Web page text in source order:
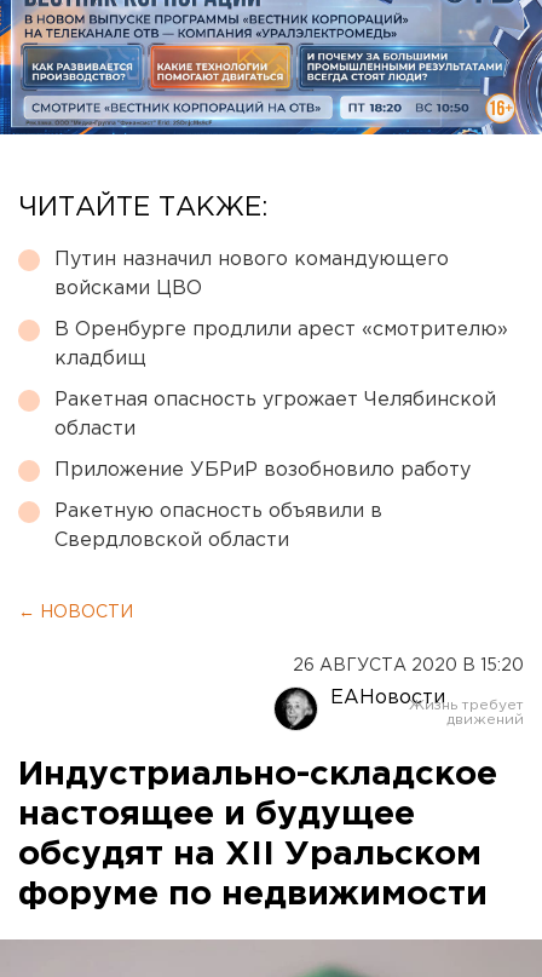
ЧИТАЙТЕ ТАКЖЕ:
Путин назначил нового командующего
войсками ЦВО
В Оренбурге продлили арест «смотрителю»
кладбищ
Ракетная опасность угрожает Челябинской
области
Приложение УБРиР возобновило работу
Ракетную опасность объявили в
Свердловской области
← НОВОСТИ
26 АВГУСТА 2020 В 15:20
ЕАНовости
Индустриально-складское
настоящее и будущее
обсудят на XII Уральском
форуме по недвижимости